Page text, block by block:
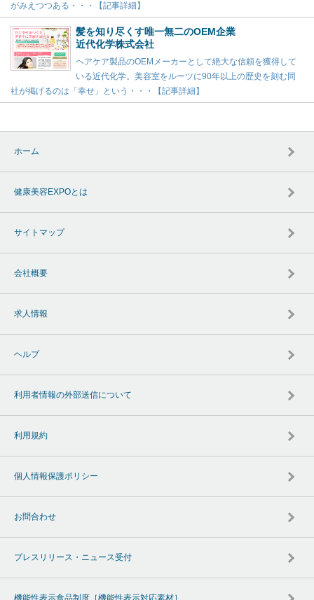
がみえつつある・・・【記事詳細】
髪を知り尽くす唯一無二のOEM企業
近代化学株式会社
ヘアケア製品のOEMメーカーとして絶大な信頼を獲得して
いる近代化学。美容室をルーツに90年以上の歴史を刻む同
社が掲げるのは「幸せ」という・・・【記事詳細】
ホーム
健康美容EXPOとは
サイトマップ
会社概要
求人情報
ヘルプ
利用者情報の外部送信について
利用規約
個人情報保護ポリシー
お問合わせ
プレスリリース・ニュース受付